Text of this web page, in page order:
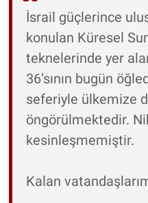
İsrail güçlerince
konulan Küresel
teknelerinde yer
36’sının bugün
seferiyle ülkemize
öngörülmektedir.
kesinleşmemiştir.
Kalan